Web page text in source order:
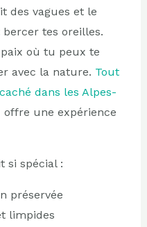
des vagues et le
tes oreilles.
où tu peux te
avec la nature. Tout
dans les Alpes-
offre une expérience
si spécial :
préservée
limpides